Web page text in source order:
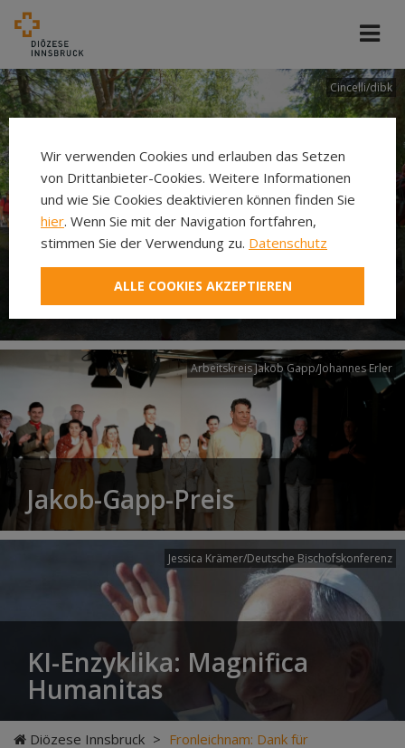
Cincelli/dibk
Neuer Pilgerweg Via
Laudato si’
Arbeitskreis Jakob Gapp/Johannes Erler
Jakob-Gapp-Preis
Jessica Krämer/Deutsche Bischofskonferenz
KI-Enzyklika: Magnifica
Humanitas
Diözese Innsbruck > Fronleichnam: Dank für
Wir verwenden Cookies und erlauben das Setzen
von Drittanbieter-Cookies. Weitere Informationen
und wie Sie Cookies deaktivieren können finden Sie
hier. Wenn Sie mit der Navigation fortfahren,
stimmen Sie der Verwendung zu. Datenschutz
ALLE COOKIES AKZEPTIEREN